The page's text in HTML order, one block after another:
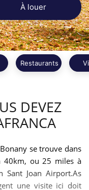
À louer
Restaurants
DEVEZ
se trouve dans
40km, ou 25 miles à
Sant Joan Airport.As
une visite ici doit